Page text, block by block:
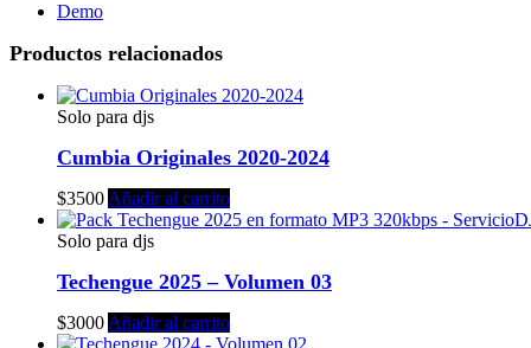
Demo
Productos relacionados
Solo para djs
Cumbia Originales 2020-2024
$3500 Añadir al carrito
Solo para djs
Techengue 2025 – Volumen 03
$3000 Añadir al carrito